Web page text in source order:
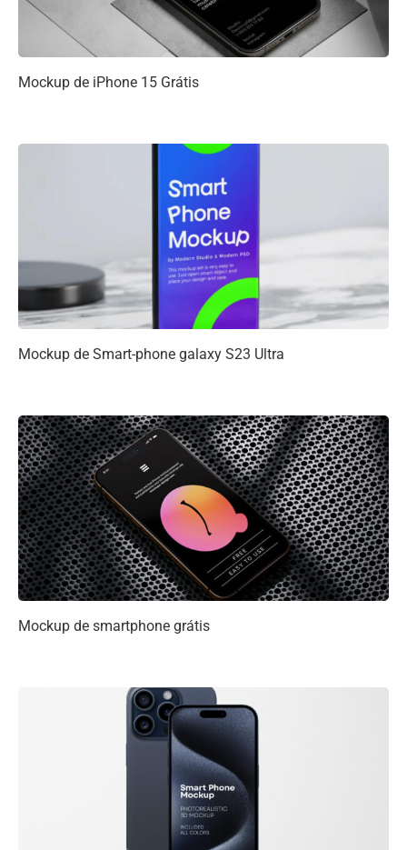
Mockup de iPhone 15 Grátis
Mockup de Smart-phone galaxy S23 Ultra
Mockup de smartphone grátis